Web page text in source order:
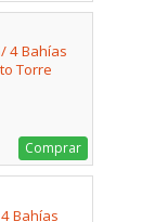
4 Bahías
Torre
Comprar
Bahías